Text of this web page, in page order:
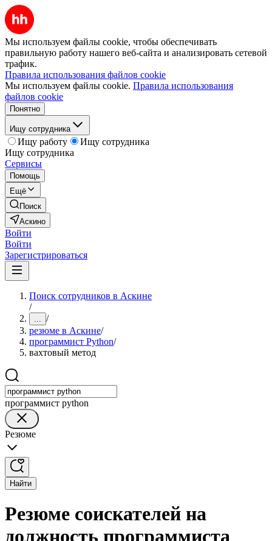
Мы используем файлы cookie, чтобы обеспечивать
правильную работу нашего веб-сайта и анализировать сетевой
трафик.
Правила использования файлов cookie
Мы используем файлы cookie. Правила использования
файлов cookie
Понятно
Ищу сотрудника
Ищу работу
Ищу сотрудника
Ищу сотрудника
Сервисы
Помощь
Ещё
Поиск
Аскино
Войти
Войти
Зарегистрироваться
Поиск сотрудников в Аскине
/
... /
резюме в Аскине/
программист Python/
вахтовый метод
программист python
Резюме
Найти
Резюме соискателей на
должность программиста